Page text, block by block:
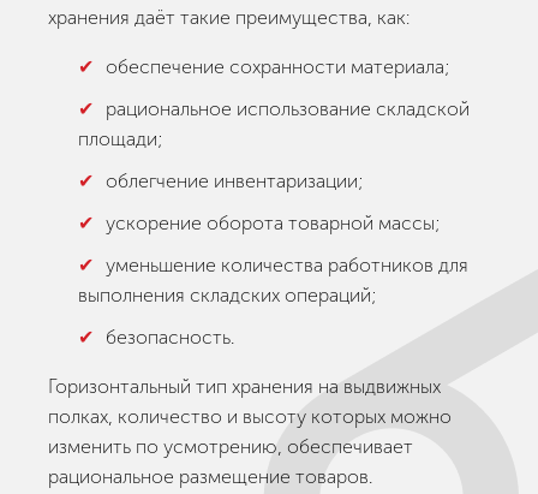
хранения даёт такие преимущества, как:
обеспечение сохранности материала;
рациональное использование складской
площади;
облегчение инвентаризации;
ускорение оборота товарной массы;
уменьшение количества работников для
выполнения складских операций;
безопасность.
Горизонтальный тип хранения на выдвижных
полках, количество и высоту которых можно
изменить по усмотрению, обеспечивает
рациональное размещение товаров.